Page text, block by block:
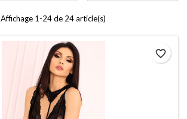
Affichage 1-24 de 24 article(s)
favorite_border